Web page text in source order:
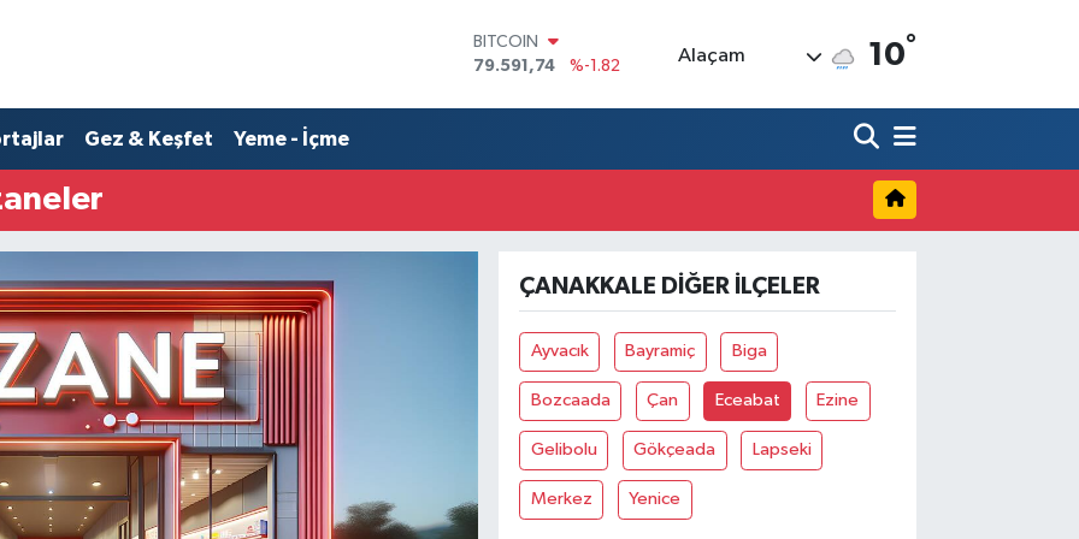
BITCOIN
79.591,74
%-1.82
G.ALTIN
BİST100
14.598,00
%0
Alaçam 10°
Gez & Keşfet Yeme - İçme
ÇANAKKALE DIĞER İLÇELER
Ayvacık Bayramiç Biga
Bozcaada Çan Eceabat Ezine
Gelibolu Gökçeada Lapseki
Merkez Yenice